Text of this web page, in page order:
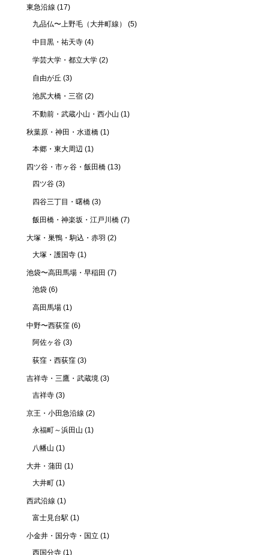
東急沿線 (17)
九品仏〜上野毛（大井町線）
(5)
中目黒・祐天寺 (4)
学芸大学・都立大学 (2)
自由が丘 (3)
池尻大橋・三宿 (2)
不動前・武蔵小山・西小山 (1)
秋葉原・神田・水道橋 (1)
本郷・東大周辺 (1)
四ツ谷・市ヶ谷・飯田橋 (13)
四ツ谷 (3)
四谷三丁目・曙橋 (3)
飯田橋・神楽坂・江戸川橋 (7)
大塚・巣鴨・駒込・赤羽 (2)
大塚・護国寺 (1)
池袋〜高田馬場・早稲田 (7)
池袋 (6)
高田馬場 (1)
中野〜西荻窪 (6)
阿佐ヶ谷 (3)
荻窪・西荻窪 (3)
吉祥寺・三鷹・武蔵境 (3)
吉祥寺 (3)
京王・小田急沿線 (2)
永福町～浜田山 (1)
八幡山 (1)
大井・蒲田 (1)
大井町 (1)
西武沿線 (1)
富士見台駅 (1)
小金井・国分寺・国立 (1)
西国分寺 (1)